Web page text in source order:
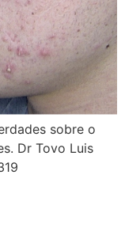
sobre o
Dr Tovo Luis